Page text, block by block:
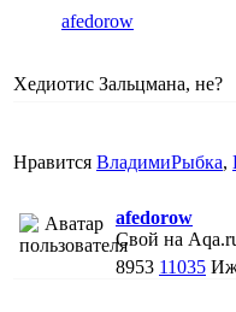
afedorow
Хедиотис Зальцмана, не?
Нравится ВладимиРыбка,
afedorow
Свой на
8953 11035